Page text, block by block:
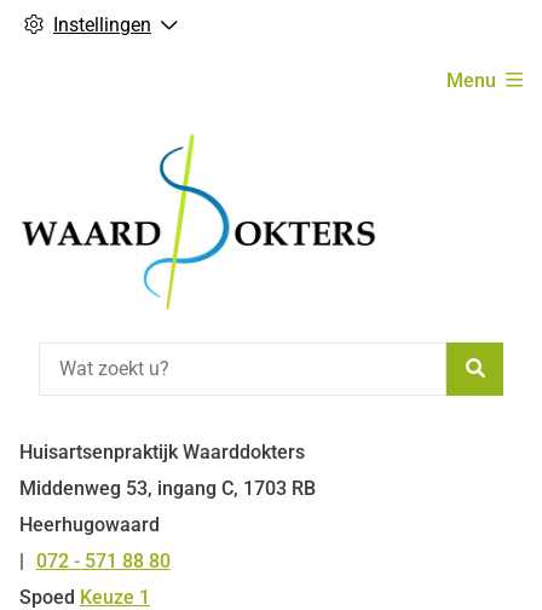
Instellingen
Menu
Huisartsenpraktijk Waarddokters
Middenweg 53, ingang C, 1703 RB
Heerhugowaard
Tel:
072 - 571 88 80
Spoed Keuze 1